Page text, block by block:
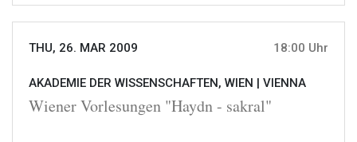
THU, 26. MAR 2009 18:00 Uhr
AKADEMIE DER WISSENSCHAFTEN, WIEN | VIENNA
Wiener Vorlesungen "Haydn - sakral"